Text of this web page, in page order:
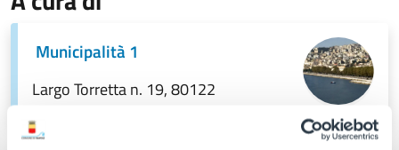
Municipalità 1
Largo Torretta n. 19, 80122